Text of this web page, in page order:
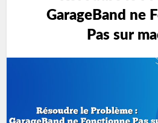
GarageBand ne
Pas sur